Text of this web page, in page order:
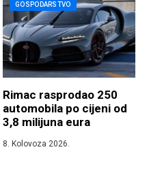
GOSPODARSTVO
Rimac rasprodao 250
automobila po cijeni od
3,8 milijuna eura
8. Kolovoza 2026.